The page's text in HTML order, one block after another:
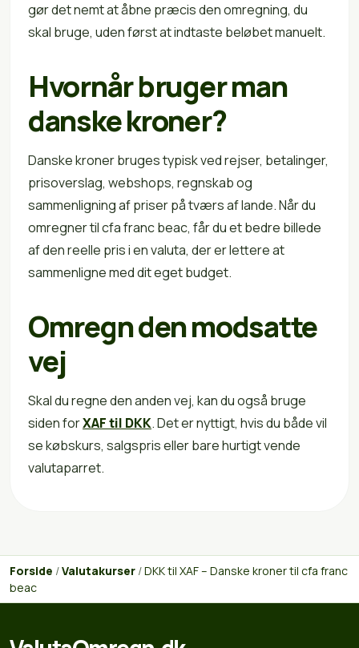
gør det nemt at åbne præcis den omregning, du
skal bruge, uden først at indtaste beløbet manuelt.
Hvornår bruger man
danske kroner?
Danske kroner bruges typisk ved rejser, betalinger,
prisoverslag, webshops, regnskab og
sammenligning af priser på tværs af lande. Når du
omregner til cfa franc beac, får du et bedre billede
af den reelle pris i en valuta, der er lettere at
sammenligne med dit eget budget.
Omregn den modsatte
vej
Skal du regne den anden vej, kan du også bruge
siden forXAF til DKK. Det er nyttigt, hvis du både vil
se købskurs, salgspris eller bare hurtigt vende
valutaparret.
Forside /Valutakurser /DKK til XAF – Danske kroner til cfa franc
beac